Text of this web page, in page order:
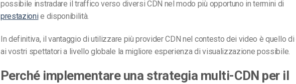
possibile instradare il traffico verso diversi CDN nel modo più opportuno in termini di
prestazionie disponibilità.
In definitiva, il vantaggio di utilizzare più provider CDN nel contesto dei video è quello
ai vostri spettatori a livello globale la migliore esperienza di visualizzazione possibile.
Perché implementare una strategia multi-CDN per il